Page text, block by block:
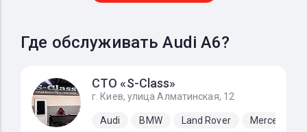
Где обслуживать Audi A6?
СТО «S-Class»
г. Киев, улица Алматинская, 12
Audi BMW Land Rover Mercedes-